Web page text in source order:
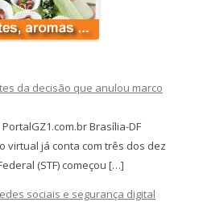
da decisão que anulou marco
Brasília-DF
virtual já conta com três dos dez
(STF) começou […]
sociais e segurança digital